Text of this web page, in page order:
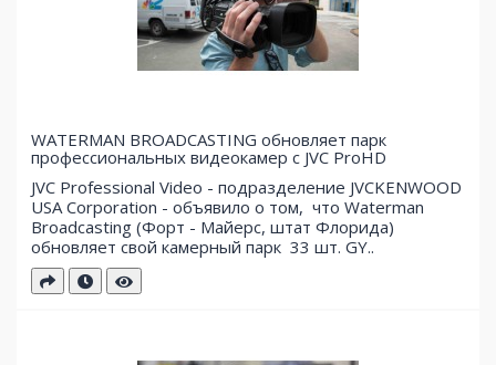
WATERMAN BROADCASTING обновляет парк
профессиональных видеокамер с JVC ProHD
JVC Professional Video - подразделение JVCKENWOOD
USA Corporation - объявило о том, что Waterman
Broadcasting (Форт - Майерс, штат Флорида)
обновляет свой ​​камерный парк 33 шт. GY..